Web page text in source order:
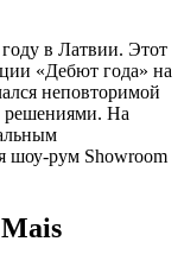
в Латвии. Этот
«Дебют года» на
неповторимой
решениями. На
шоу-рум Showroom